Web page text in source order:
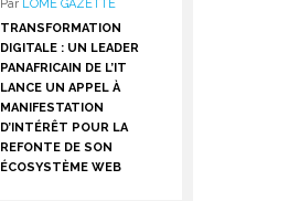
Par LOME GAZETTE
TRANSFORMATION
DIGITALE : UN LEADER
PANAFRICAIN DE L’IT
LANCE UN APPEL À
MANIFESTATION
D’INTÉRÊT POUR LA
REFONTE DE SON
ÉCOSYSTÈME WEB